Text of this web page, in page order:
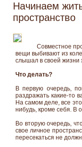
Начинаем
пространство
Совместное
вещи выбивают из
слышал в своей жизни
Что делать?
В первую очередь,
раздражать какие-то
На самом деле, все
нибудь, кроме себя. В
Во вторую очередь,
свое личное
пересекаться не